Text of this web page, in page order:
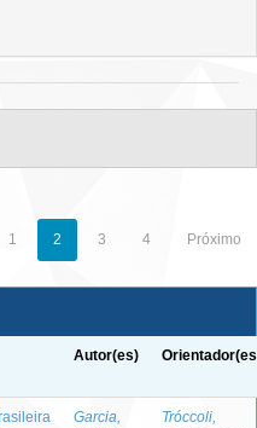
1 2 3 4 Próximo
Autor(es)
Garcia,
Tróccoli,